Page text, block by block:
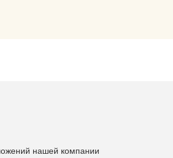
нашей компании